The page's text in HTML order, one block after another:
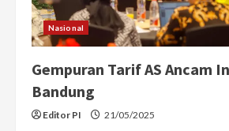
Nasional
Gempuran Tarif AS Ancam
Bandung
Editor PI 21/05/2025